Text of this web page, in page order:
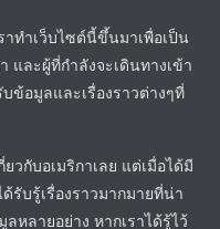
ทำเว็บไซต์นี้ขึ้นมาเพื่อเป็น
และผู้ที่กำลังจะเดินทางเข้า
ข้อมูลและเรื่องราวต่างๆที่
ยวกับอเมริกาเลย แต่เมื่อได้มี
บรู้เรื่องราวมากมายที่น่า
หลายอย่าง หากเราได้รู้ไว้